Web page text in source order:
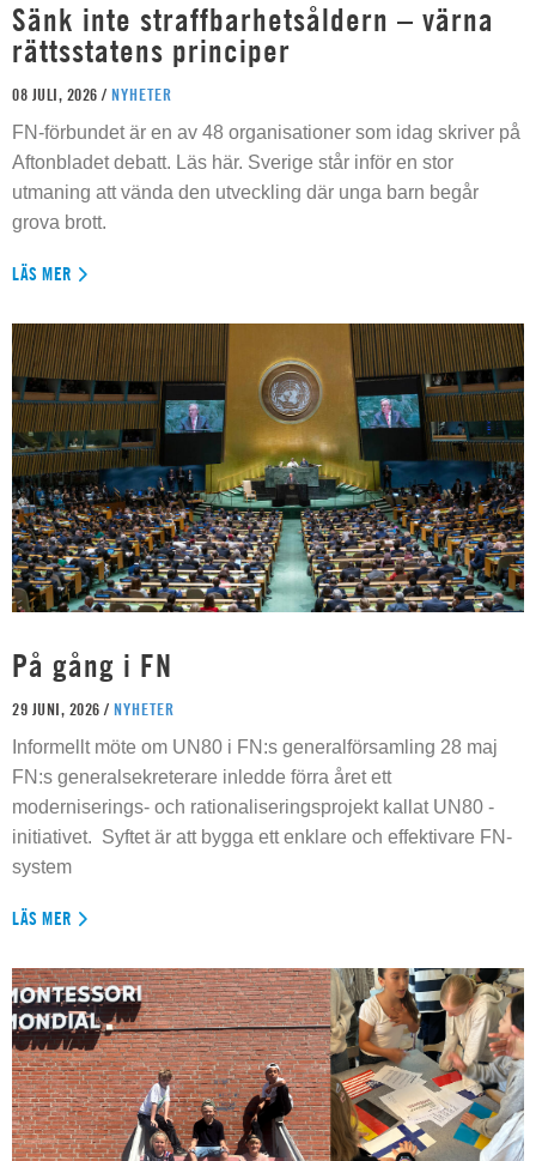
Sänk inte straffbarhetsåldern – värna
rättsstatens principer
08 JULI, 2026 / NYHETER
FN-förbundet är en av 48 organisationer som idag skriver på
Aftonbladet debatt. Läs här. Sverige står inför en stor
utmaning att vända den utveckling där unga barn begår
grova brott.
LÄS MER
På gång i FN
29 JUNI, 2026 / NYHETER
Informellt möte om UN80 i FN:s generalförsamling 28 maj
FN:s generalsekreterare inledde förra året ett
moderniserings- och rationaliseringsprojekt kallat UN80 -
initiativet. Syftet är att bygga ett enklare och effektivare FN-
system
LÄS MER